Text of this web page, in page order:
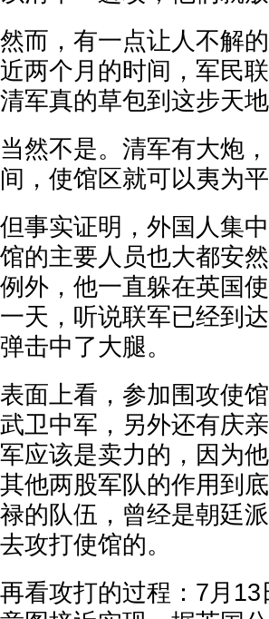
然而，有一点让人不解
近两个月的时间，军民
清军真的草包到这步天
当然不是。清军有大炮
间，使馆区就可以夷为平
但事实证明，外国人集
馆的主要人员也大都安
例外，他一直躲在英国
一天，听说联军已经到
弹击中了大腿。
表面上看，参加围攻使
武卫中军，另外还有庆
军应该是卖力的，因为
其他两股军队的作用到
禄的队伍，曾经是朝廷
去攻打使馆的。
再看攻打的过程：7月